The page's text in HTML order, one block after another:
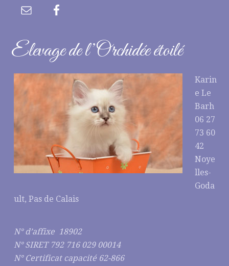
Elevage de l’Orchidée étoilé
Karin
e Le
Barh
06 27
73 60
42
Noye
lles-
Goda
ult, Pas de Calais
N° d’affixe 18902
N° SIRET 792 716 029 00014
N° Certificat capacité 62-866